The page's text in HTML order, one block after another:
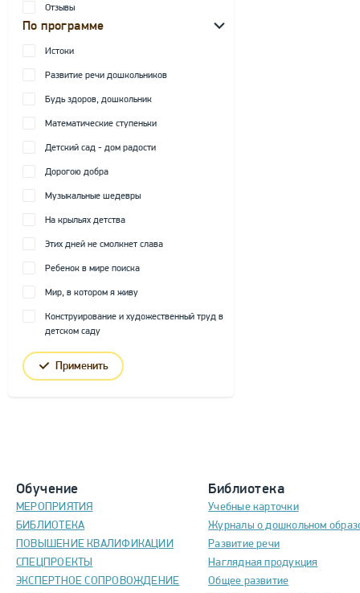
Отзывы
По программе
Истоки
Развитие речи дошкольников
Будь здоров, дошкольник
Математические ступеньки
Детский сад - дом радости
Дорогою добра
Музыкальные шедевры
На крыльях детства
Этих дней не смолкнет слава
Ребенок в мире поиска
Мир, в котором я живу
Конструирование и художественный труд в
детском саду
Применить
Обучение
МЕРОПРИЯТИЯ
БИБЛИОТЕКА
ПОВЫШЕНИЕ КВАЛИФИКАЦИИ
СПЕЦПРОЕКТЫ
ЭКСПЕРТНОЕ СОПРОВОЖДЕНИЕ
Библиотека
Учебные карточки
Журналы о дошкольном
Развитие речи
Наглядная продукция
Общее развитие